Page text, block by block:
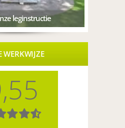
leginstructie
WERKWIJZE